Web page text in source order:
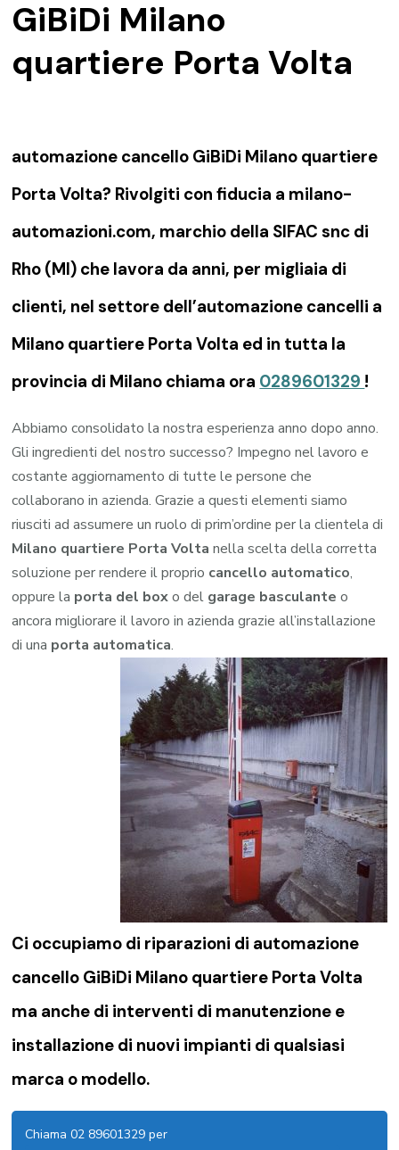
GiBiDi Milano
quartiere Porta Volta
automazione cancello GiBiDi Milano quartiere
Porta Volta? Rivolgiti con fiducia a milano-
automazioni.com, marchio della SIFAC snc di
Rho (MI) che lavora da anni, per migliaia di
clienti, nel settore dell’automazione cancelli a
Milano quartiere Porta Volta ed in tutta la
provincia di Milano chiama ora 0289601329 !
Abbiamo consolidato la nostra esperienza anno dopo anno.
Gli ingredienti del nostro successo? Impegno nel lavoro e
costante aggiornamento di tutte le persone che
collaborano in azienda. Grazie a questi elementi siamo
riusciti ad assumere un ruolo di prim’ordine per la clientela di
Milano quartiere Porta Volta nella scelta della corretta
soluzione per rendere il proprio cancello automatico,
oppure la porta del boxo del garage basculante o
ancora migliorare il lavoro in azienda grazie all’installazione
di una porta automatica.
Ci occupiamo di riparazioni di automazione
cancello GiBiDi Milano quartiere Porta Volta
ma anche di interventi di manutenzione e
installazione di nuovi impianti di qualsiasi
marca o modello.
Chiama 02 89601329 per